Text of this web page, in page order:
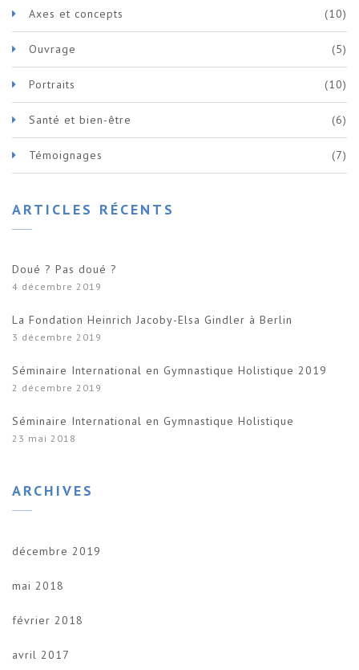
Axes et concepts (10)
Ouvrage (5)
Portraits (10)
Santé et bien-être (6)
Témoignages (7)
ARTICLES RÉCENTS
Doué ? Pas doué ?
4 décembre 2019
La Fondation Heinrich Jacoby-Elsa Gindler à Berlin
3 décembre 2019
Séminaire International en Gymnastique Holistique 2019
2 décembre 2019
Séminaire International en Gymnastique Holistique
23 mai 2018
ARCHIVES
décembre 2019
mai 2018
février 2018
avril 2017